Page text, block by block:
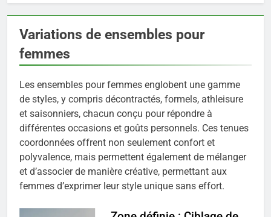
Variations de ensembles pour
femmes
Les ensembles pour femmes englobent une gamme
de styles, y compris décontractés, formels, athleisure
et saisonniers, chacun conçu pour répondre à
différentes occasions et goûts personnels. Ces tenues
coordonnées offrent non seulement confort et
polyvalence, mais permettent également de mélanger
et d’associer de manière créative, permettant aux
femmes d’exprimer leur style unique sans effort.